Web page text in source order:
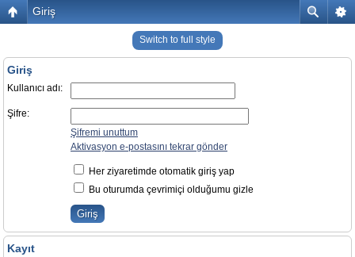
Giriş
Switch to full style
Giriş
Kullanıcı adı:
Şifre:
Şifremi unuttum
Aktivasyon e-postasını tekrar gönder
Her ziyaretimde otomatik giriş yap
Bu oturumda çevrimiçi olduğumu gizle
Kayıt